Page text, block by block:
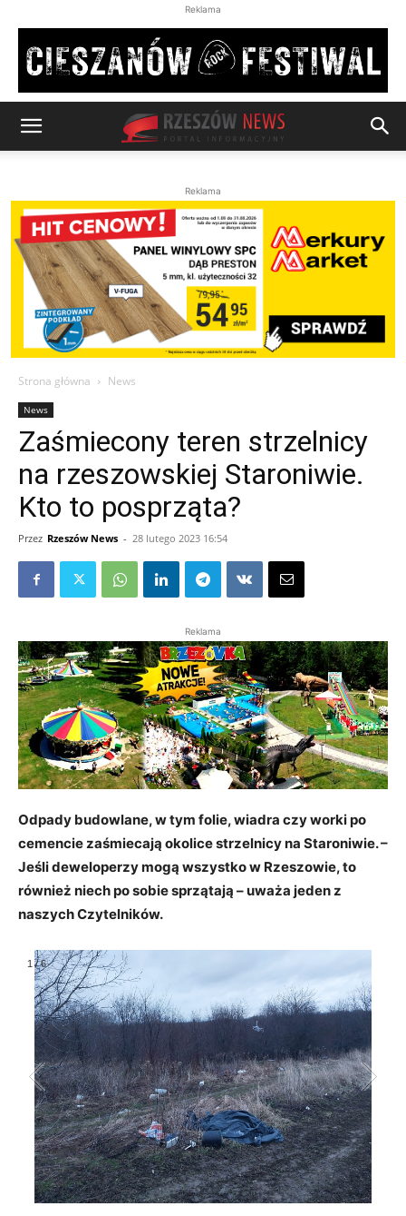
Reklama
Reklama
Strona główna News
News
Zaśmiecony teren strzelnicy
na rzeszowskiej Staroniwie.
Kto to posprząta?
Przez Rzeszów News - 28 lutego 2023 16:54
Reklama
Odpady budowlane, w tym folie, wiadra czy worki po
cemencie zaśmiecają okolice strzelnicy na Staroniwie. –
Jeśli deweloperzy mogą wszystko w Rzeszowie, to
również niech po sobie sprzątają – uważa jeden z
naszych Czytelników.
1 /6